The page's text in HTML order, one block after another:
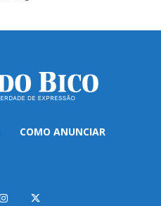
COMO ANUNCIAR